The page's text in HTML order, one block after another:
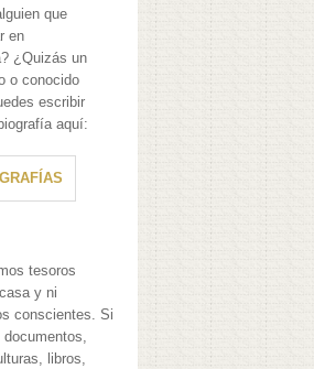
que
en
¿Quizás un
o conocido
escribir
aquí:
tesoros
y ni
conscientes. Si
libros,